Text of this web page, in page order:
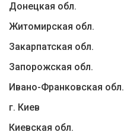
Донецкая обл.
Житомирская обл.
Закарпатская обл.
Запорожская обл.
Ивано-Франковская обл.
г. Киев
Киевская обл.